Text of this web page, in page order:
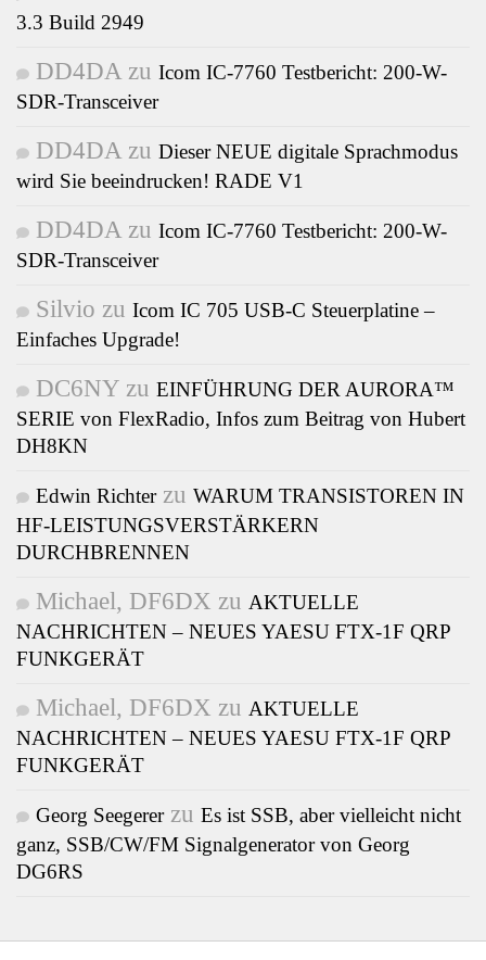
3.3 Build 2949
DD4DAzu Icom IC-7760 Testbericht: 200-W-
SDR-Transceiver
DD4DAzu Dieser NEUE digitale Sprachmodus
wird Sie beeindrucken! RADE V1
DD4DAzu Icom IC-7760 Testbericht: 200-W-
SDR-Transceiver
Silvio zu Icom IC 705 USB-C Steuerplatine –
Einfaches Upgrade!
DC6NY zu EINFÜHRUNG DER AURORA™
SERIE von FlexRadio, Infos zum Beitrag von Hubert
DH8KN
Edwin Richterzu WARUM TRANSISTOREN IN
HF-LEISTUNGSVERSTÄRKERN
DURCHBRENNEN
Michael, DF6DX zu AKTUELLE
NACHRICHTEN – NEUES YAESU FTX-1F QRP
FUNKGERÄT
Michael, DF6DX zu AKTUELLE
NACHRICHTEN – NEUES YAESU FTX-1F QRP
FUNKGERÄT
Georg Seegererzu Es ist SSB, aber vielleicht nicht
ganz, SSB/CW/FM Signalgenerator von Georg
DG6RS